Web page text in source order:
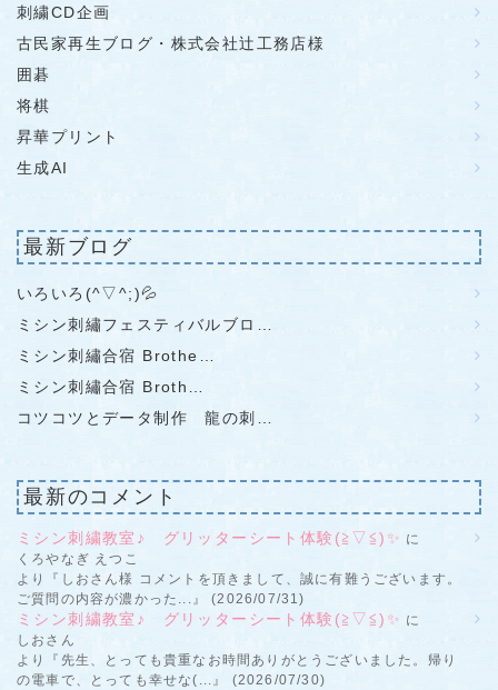
刺繍CD企画
古民家再生ブログ・株式会社辻工務店様
囲碁
将棋
昇華プリント
生成AI
最新ブログ
いろいろ(^▽^;)💦
ミシン刺繡フェスティバルブロ…
ミシン刺繡合宿 Brothe…
ミシン刺繡合宿 Broth…
コツコツとデータ制作 龍の刺…
最新のコメント
ミシン刺繍教室♪ グリッターシート体験(≧▽≦)✨ に
くろやなぎ えつこ
より『しおさん様 コメントを頂きまして、誠に有難うございます。
ご質問の内容が濃かった...』 (2026/07/31)
ミシン刺繍教室♪ グリッターシート体験(≧▽≦)✨ に
しおさん
より『先生、とっても貴重なお時間ありがとうございました。帰り
の電車で、とっても幸せな(...』 (2026/07/30)